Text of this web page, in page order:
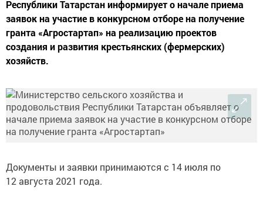
Республики Татарстан информирует о начале приема
заявок на участие в конкурсном отборе на получение
гранта «Агростартап» на реализацию проектов
создания и развития крестьянских (фермерских)
хозяйств.
Документы и заявки принимаются с 14 июля по
12 августа 2021 года.